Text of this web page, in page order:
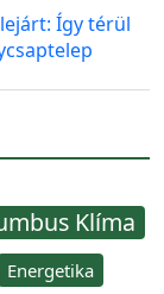
Így térül
Klíma
Energetika